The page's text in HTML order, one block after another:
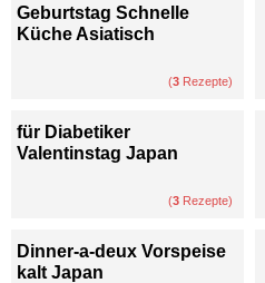
Geburtstag Schnelle
Küche Asiatisch
(3 Rezepte)
für Diabetiker
Valentinstag Japan
(3 Rezepte)
Dinner-a-deux Vorspeise
kalt Japan